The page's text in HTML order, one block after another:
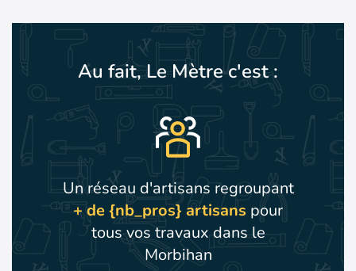
Au fait, Le Mètre c'est :
Un réseau d'artisans regroupant
+ de {nb_pros} artisans pour
tous vos travaux dans le
Morbihan